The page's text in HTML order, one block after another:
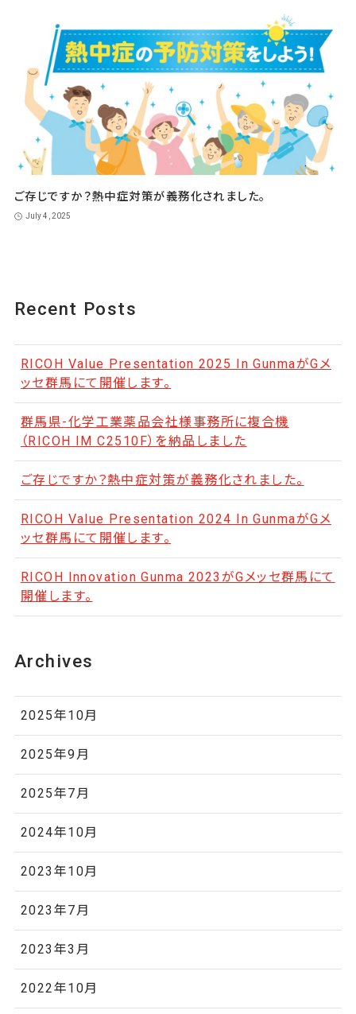
ご存じですか？熱中症対策が義務化されました。
July 4, 2025
Recent Posts
RICOH Value Presentation 2025 In GunmaがGメ
ッセ群馬にて開催します。
群馬県-化学工業薬品会社様事務所に複合機
（RICOH IM C2510F）を納品しました
ご存じですか？熱中症対策が義務化されました。
RICOH Value Presentation 2024 In GunmaがGメ
ッセ群馬にて開催します。
RICOH Innovation Gunma 2023がGメッセ群馬にて
開催します。
Archives
2025年10月
2025年9月
2025年7月
2024年10月
2023年10月
2023年7月
2023年3月
2022年10月